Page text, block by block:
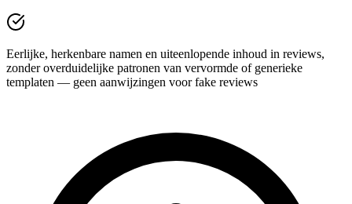
Eerlijke, herkenbare namen en uiteenlopende inhoud in reviews,
zonder overduidelijke patronen van vervormde of generieke
templaten — geen aanwijzingen voor fake reviews